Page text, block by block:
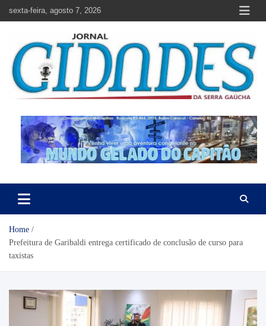
sexta-feira, agosto 7, 2026
Jornal Cidades da Serra Gaúcha
Home
Prefeitura de Garibaldi entrega certificado de conclusão de curso para
taxistas